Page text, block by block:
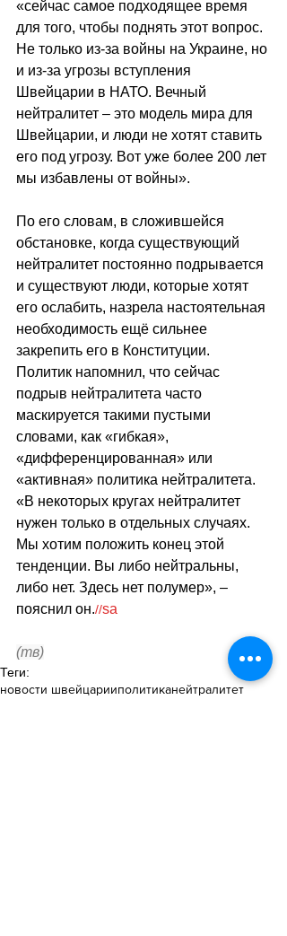
«сейчас самое подходящее время
для того, чтобы поднять этот вопрос.
Не только из-за войны на Украине, но
и из-за угрозы вступления
Швейцарии в НАТО. Вечный
нейтралитет – это модель мира для
Швейцарии, и люди не хотят ставить
его под угрозу. Вот уже более 200 лет
мы избавлены от войны».
По его словам, в сложившейся
обстановке, когда существующий
нейтралитет постоянно подрывается
и существуют люди, которые хотят
его ослабить, назрела настоятельная
необходимость ещё сильнее
закрепить его в Конституции.
Политик напомнил, что сейчас
подрыв нейтралитета часто
маскируется такими пустыми
словами, как «гибкая»,
«дифференцированная» или
«активная» политика нейтралитета.
«В некоторых кругах нейтралитет
нужен только в отдельных случаях.
Мы хотим положить конец этой
тенденции. Вы либо нейтральны,
либо нет. Здесь нет полумер», –
пояснил он.//sa
(тв)
Теги:
новости швейцарииполитиканейтралитет